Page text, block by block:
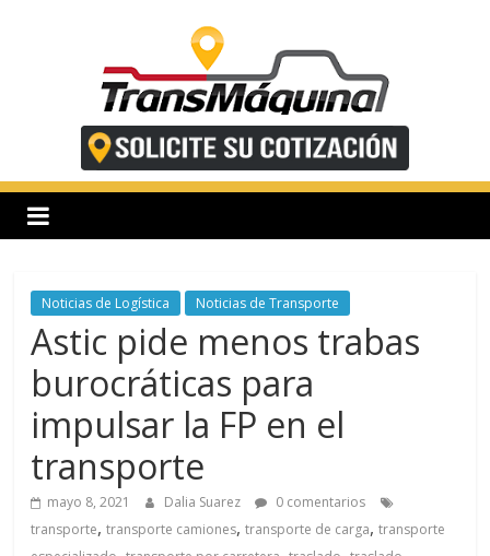
r
n
s
m
a
Noticias de Logística Noticias de Transporte
Astic pide menos trabas
burocráticas para
impulsar la FP en el
transporte
mayo 8, 2021 Dalia Suarez
0 comentarios
transporte,transporte camiones,transporte de carga,transporte